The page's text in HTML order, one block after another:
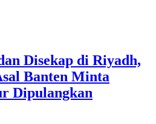
Disekap di Riyadh,
Banten Minta
Dipulangkan